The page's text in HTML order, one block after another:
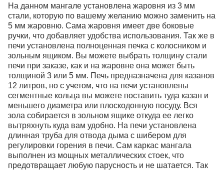
На данном мангале установлена жаровня из 3 мм
стали, которую по вашему желанию можно заменить на
5 мм жаровню. Сама жаровня имеет две боковые
ручки, что добавляет удобства использования. Так же в
печи установлена полноценная печка с колосником и
зольным ящиком. Вы можете выбрать толщину стали
печи при заказе, как и на жаровне она может быть
толщиной 3 или 5 мм. Печь предназначена для казанов
12 литров, но с учетом, что на печи установлены
сегментные кольца вы можете поставить туда казан и
меньшего диаметра или плоскодонную посуду. Вся
зола собирается в зольном ящике откуда ее легко
вытряхнуть куда вам удобно. На печи установлена
длинная труба для отвода дыма с шибером для
регулировки горения в печи. Сам каркас мангала
выполнен из мощных металлических стоек, что
предотвращает любую парусность и не шатается. Так